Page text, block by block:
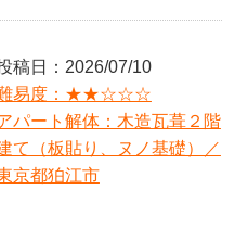
稿日：2026/07/10
易度：★★☆☆☆
パート解体：木造瓦葺２階
て（板貼り、ヌノ基礎）／
京都狛江市